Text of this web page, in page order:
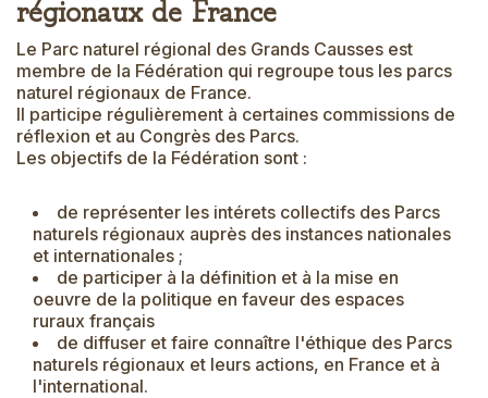
Le Parc naturel régional des Grands Causses est
membre de la Fédération qui regroupe tous les parcs
naturel régionaux de France.
Il participe régulièrement à certaines commissions de
réflexion et au Congrès des Parcs.
Les objectifs de la Fédération sont :
de représenter les intérets collectifs des Parcs
naturels régionaux auprès des instances nationales
et internationales ;
de participer à la définition et à la mise en
oeuvre de la politique en faveur des espaces
ruraux français
de diffuser et faire connaître l'éthique des Parcs
naturels régionaux et leurs actions, en France et à
l'international.